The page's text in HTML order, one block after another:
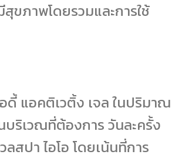
ขภาพโดยรวมและการใช้
ดี้ แอคติเวติ้ง เจล ในปริมาณ
บริเวณที่ต้องการ วันละครั้ง
ลสปา ไอโอ โดยเน้นที่การ